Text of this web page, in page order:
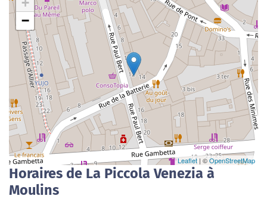
−
Leaflet | ©OpenStreetMap
Horaires de La Piccola Venezia à
Moulins